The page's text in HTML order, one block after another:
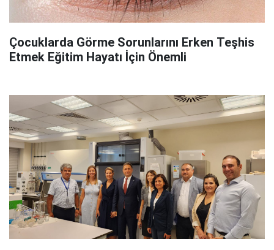
Çocuklarda Görme Sorunlarını Erken Teşhis
Etmek Eğitim Hayatı İçin Önemli